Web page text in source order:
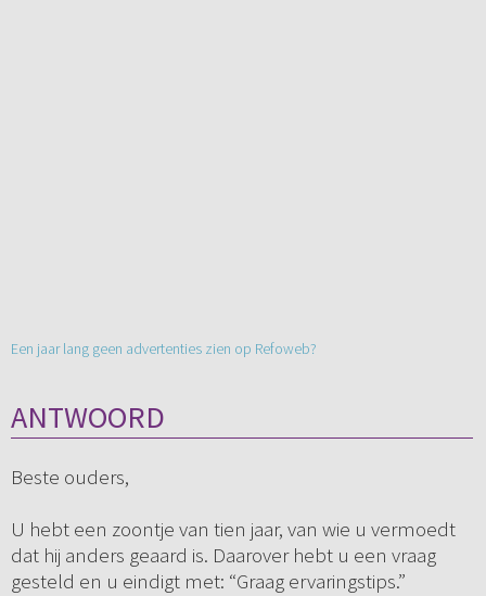
Een jaar lang geen advertenties zien op Refoweb?
ANTWOORD
Beste ouders,
U hebt een zoontje van tien jaar, van wie u vermoedt
dat hij anders geaard is. Daarover hebt u een vraag
gesteld en u eindigt met: “Graag ervaringstips.”